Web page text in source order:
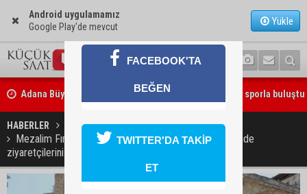
Android uygulamamız
Google Play'de mevcut
Yükle
Adana Büyükşehir Yaz Spor Okulları’nda 30 bin çocuk sporla buluştu
Beşiktaş dosyasında iki tahliye: Özcan Zenger ve Utku Caner
bırakıldı
HABERLER GÜNDEM
Mezalim Fırını, Kozan'ın kurtuluşunun 106. yıl dönümünde
ziyaretçilerini ağırladı
FACEBOOK'TA
BEĞEN
TWITTER'DA TAKİP
ET